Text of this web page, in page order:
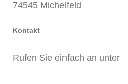
74545 Michelfeld
Kontakt
Rufen Sie einfach an unter